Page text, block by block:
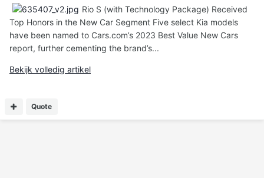
Rio S (with Technology Package) Received
Top Honors in the New Car Segment Five select Kia models
have been named to Cars.com’s 2023 Best Value New Cars
report, further cementing the brand’s...
Bekijk volledig artikel
Quote